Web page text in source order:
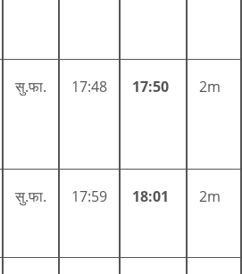
सु.फा. 17:48 17:50 2m
सु.फा. 17:59 18:01 2m